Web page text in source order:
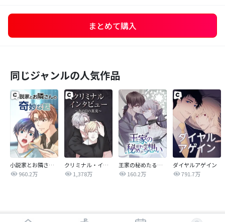
まとめて購入
同じジャンルの人気作品
小説家とお隣さんの奇妙な話
960.2万
クリミナル・インタビュー ～あの日の真実～
1,378万
王家の秘めたる想い
160.2万
ダイヤルアゲイン
791.7万